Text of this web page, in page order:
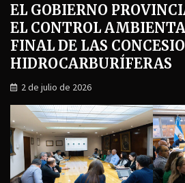
EL GOBIERNO
EL CONTROL
FINAL DE LAS
HIDROCARBURÍFERAS
2 de julio de 2026